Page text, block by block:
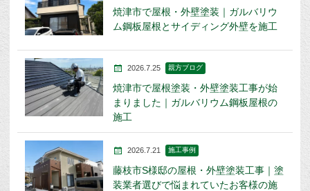
焼津市で屋根・外壁塗装｜ガルバリウ
ム鋼板屋根とサイディング外壁を施工
2026.7.25 親方ブログ
焼津市で屋根塗装・外壁塗装工事が始
まりました｜ガルバリウム鋼板屋根の
施工
2026.7.21 施工事例
藤枝市S様邸の屋根・外壁塗装工事｜塗
装業者選びで悩まれていたお客様の施